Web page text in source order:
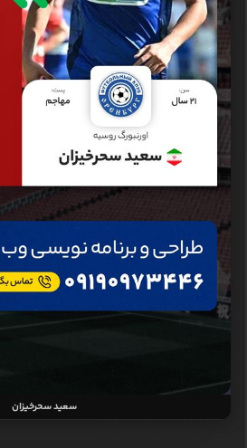
سعید سحرخیزان